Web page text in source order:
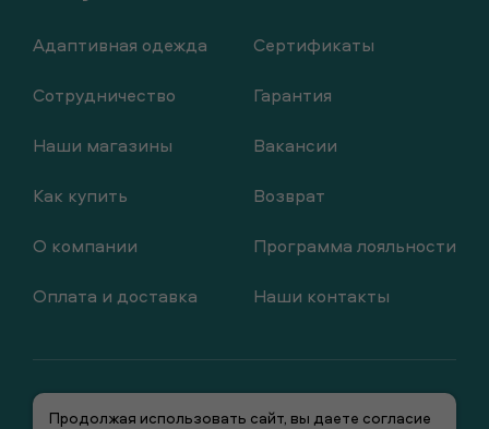
Адаптивная одежда
Сотрудничество
Наши магазины
Как купить
О компании
Оплата и доставка
Сертификаты
Гарантия
Вакансии
Возврат
Программа лояльности
Наши контакты
Продолжая использовать сайт, вы даете согласие